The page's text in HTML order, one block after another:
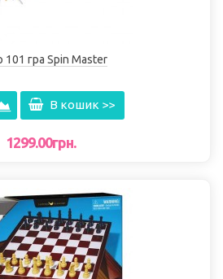
101 гра Spin Master
В кошик >>
1299.00грн.